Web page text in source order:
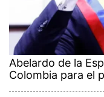
Abelardo de la
Colombia para el